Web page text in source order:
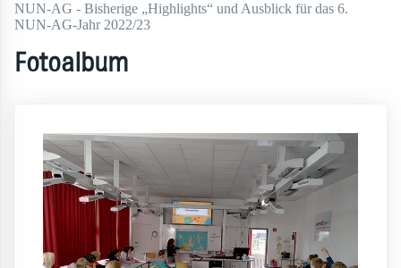
NUN-AG - Bisherige „Highlights“ und Ausblick für das 6.
NUN-AG-Jahr 2022/23
Fotoalbum